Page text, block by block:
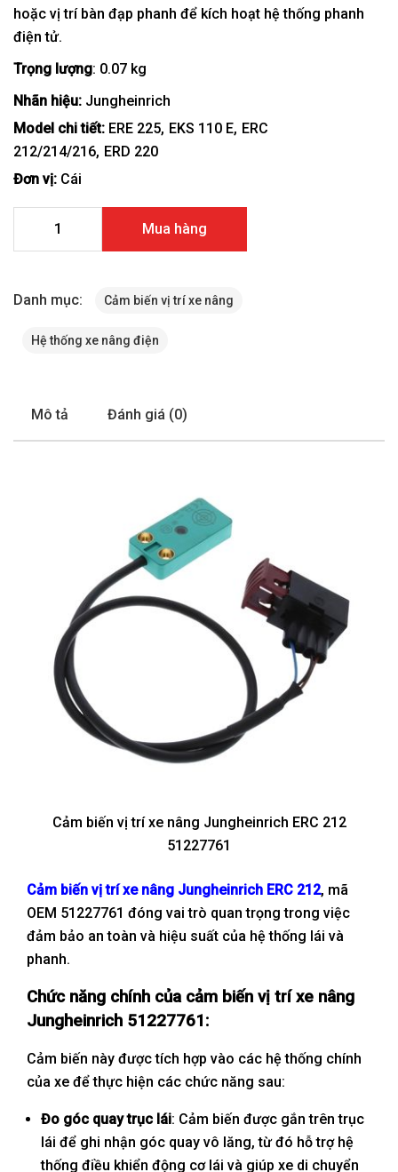
hoặc vị trí bàn đạp phanh để kích hoạt hệ thống phanh
điện tử.
Trọng lượng: 0.07 kg
Nhãn hiệu: Jungheinrich
Model chi tiết: ERE 225 EKS 110 E ERC
212/214/216 ERD 220
Đơn vị: Cái
Mua hàng
Danh mục: Cảm biến vị trí xe nâng
Hệ thống xe nâng điện
Mô tả Đánh giá (0)
Cảm biến vị trí xe nâng Jungheinrich ERC 212
51227761
Cảm biến vị trí xe nâng Jungheinrich ERC 212, mã
OEM 51227761 đóng vai trò quan trọng trong việc
đảm bảo an toàn và hiệu suất của hệ thống lái và
phanh.
Chức năng chính của cảm biến vị trí xe nâng
Jungheinrich 51227761:
Cảm biến này được tích hợp vào các hệ thống chính
của xe để thực hiện các chức năng sau:
Đo góc quay trục lái: Cảm biến được gắn trên trục
lái để ghi nhận góc quay vô lăng, từ đó hỗ trợ hệ
thống điều khiển động cơ lái và giúp xe di chuyển